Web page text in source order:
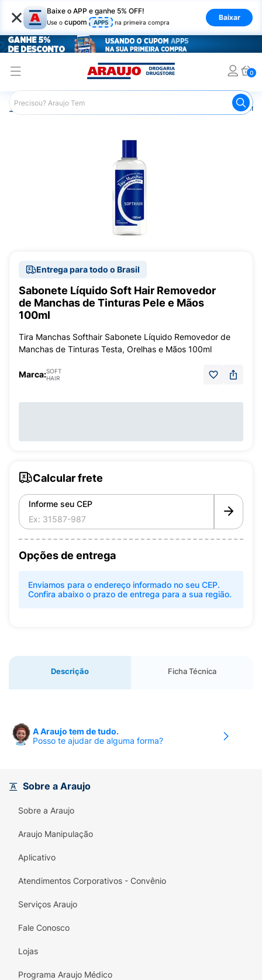
× Baixe o APP e ganhe 5% OFF!
Use o cupom APP5 na primeira compra
Baixar
0
Araujo Higiene Pessoal
Entrega para todo o Brasil
Sabonete Líquido Soft Hair Removedor
de Manchas de Tinturas Pele e Mãos
100ml
Tira Manchas Softhair Sabonete Líquido Removedor de
Manchas de Tinturas Testa, Orelhas e Mãos 100ml
Marca:SOFT
HAIR
Calcular frete
Informe seu CEP
Opções de entrega
Enviamos para o endereço informado no seu CEP.
Confira abaixo o prazo de entrega para a sua região.
Descrição Ficha Técnica
A Araujo tem de tudo.
Posso te ajudar de alguma forma?
Sobre a Araujo
Sobre a Araujo
Araujo Manipulação
Aplicativo
Atendimentos Corporativos - Convênio
Serviços Araujo
Fale Conosco
Lojas
Programa Araujo Médico